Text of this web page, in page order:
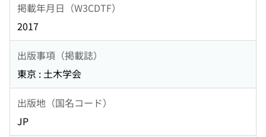
掲載年月日（W3CDTF）
2017
出版事項（掲載誌）
東京 : 土木学会
出版地（国名コード）
JP